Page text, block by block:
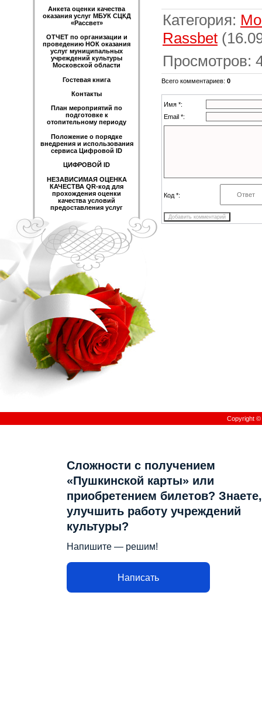
Анкета оценки качества
оказания услуг МБУК СЦКД
«Рассвет»
ОТЧЕТ по организации и
проведению НОК оказания
услуг муниципальных
учреждений культуры
Московской области
Гостевая книга
Контакты
План мероприятий по
подготовке к
отопительному периоду
Положение о порядке
внедрения и использования
сервиса Цифровой ID
ЦИФРОВОЙ ID
НЕЗАВИСИМАЯ ОЦЕНКА
КАЧЕСТВА QR-код для
прохождения оценки
качества условий
предоставления услуг
Категория:
Rassbet
Просмотров:
Всего комментариев: 0
Имя *:
Email *:
Код *:
Copyright
Сложности с получением
«Пушкинской карты» или
приобретением билетов?
улучшить работу учреждений
культуры?
Напишите — решим!
Написать